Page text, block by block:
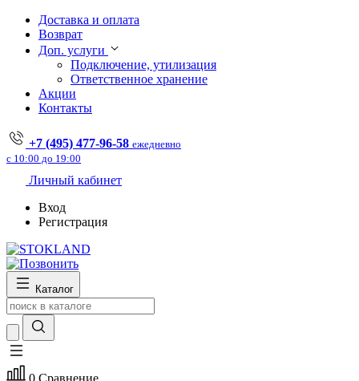
Доставка и оплата
Возврат
Доп. услуги
Подключение, утилизация
Ответственное хранение
Акции
Контакты
+7 (495) 477-96-58 ежедневно
с 10:00 до 19:00
Личный кабинет
Вход
Регистрация
Каталог
0 Сравнение